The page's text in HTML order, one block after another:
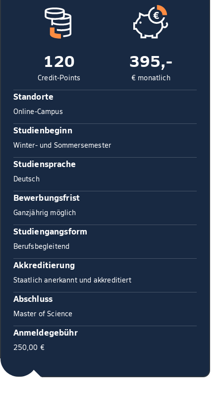
120
Credit-Points
395,-
€ monatlich
Standorte
Online-Campus
Studienbeginn
Winter- und Sommersemester
Studiensprache
Deutsch
Bewerbungsfrist
Ganzjährig möglich
Studiengangsform
Berufsbegleitend
Akkreditierung
Staatlich anerkannt und akkreditiert
Abschluss
Master of Science
Anmeldegebühr
250,00 €